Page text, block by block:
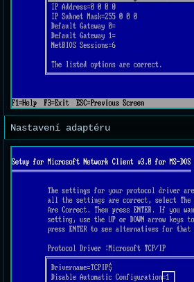
Nastavení adaptéru